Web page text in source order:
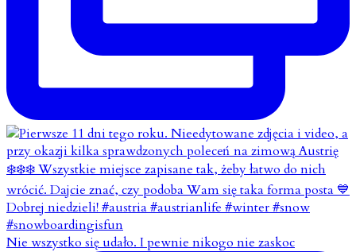
Nie wszystko się udało. I pewnie nikogo nie zaskoc